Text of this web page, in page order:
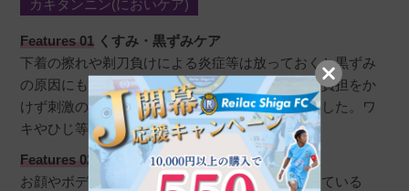
カキタンニン(においケア)
Features 01 くすみ・黒ずみケア
下着の擦れや剃刀負けによる炎症等は放っておくと黒ずみ
の原因にも。デリケートゾーンだからこそ、肌に負担をか
けず刺激の少ない色素沈着ケア成分にこだわりました。ワ
キやひじ等の気になる部分にもおすすめです。
Features 02 脱毛効率サポート
お顔やボディ同様に、デリケートゾーンも乾燥している